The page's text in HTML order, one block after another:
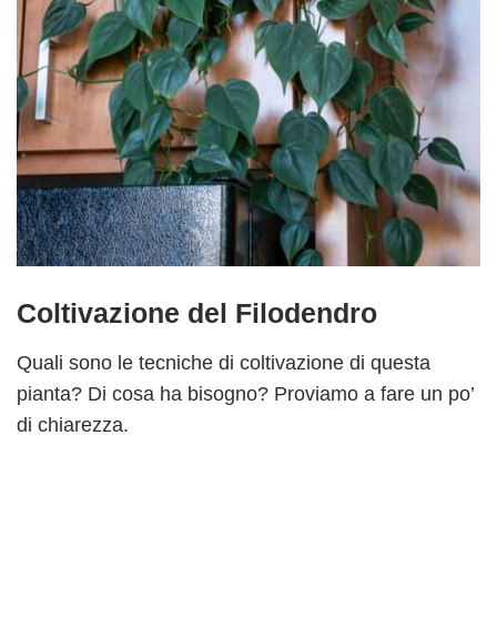
Coltivazione del Filodendro
Quali sono le tecniche di coltivazione di questa
pianta? Di cosa ha bisogno? Proviamo a fare un po’
di chiarezza.